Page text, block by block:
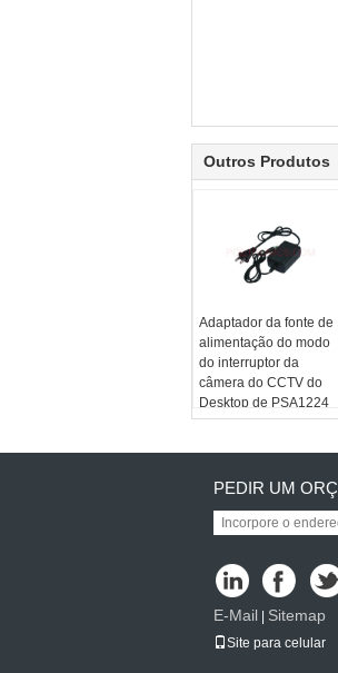
Outros Produtos
Adaptador da fonte de
alimentação do modo
do interruptor da
câmera do CCTV do
Desktop de PSA1224
DC12V 2A 24W
PEDIR UM
E-Mail Sitemap
Site para celular